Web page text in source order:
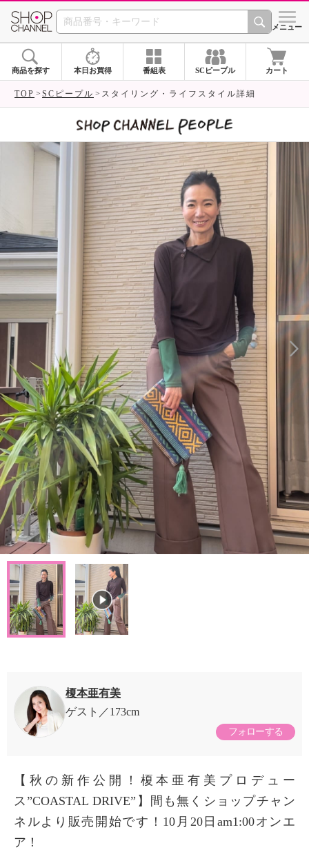
SHOP CHANNEL シメニュー
商品を探す 本日お買得 番組表 SCピープル カート
TOP SCピープル スタイリング・ライフスタイル詳細
榎本亜有美
ゲスト
173cm
フォローする
【秋の新作公開！榎本亜有美プロデュー
ス”COASTAL DRIVE”】間も無くショップチャン
ネルより販売開始です！10月20日am1:00オンエ
ア！